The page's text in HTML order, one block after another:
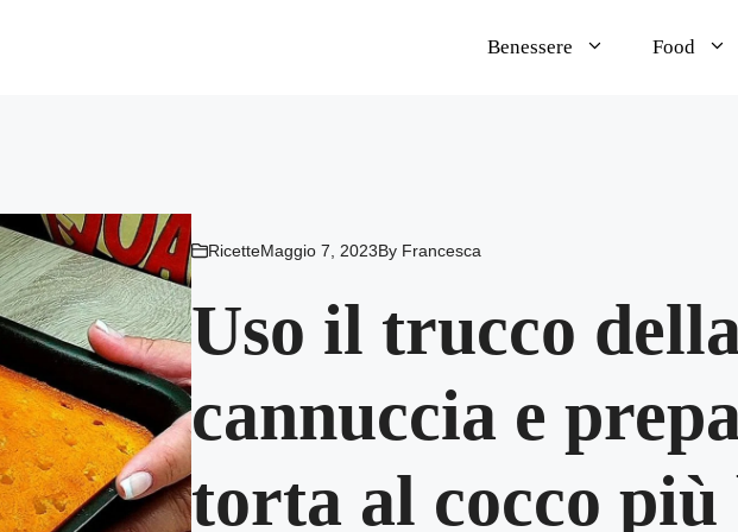
Benessere Food
RicetteMaggio 7, 2023By Francesca
Uso il trucco
cannuccia e
torta al cocco più